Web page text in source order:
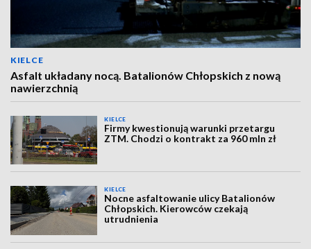
KIELCE
Asfalt układany nocą. Batalionów Chłopskich z nową
nawierzchnią
KIELCE
Firmy kwestionują warunki przetargu
ZTM. Chodzi o kontrakt za 960 mln zł
KIELCE
Nocne asfaltowanie ulicy Batalionów
Chłopskich. Kierowców czekają
utrudnienia